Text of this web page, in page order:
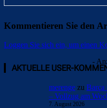
Kommentieren Sie den
Loggen Sie sich ein, um einen
-
AKTUELLE USER-
merenge zu Barça
– Vollzug am
7. August 2026